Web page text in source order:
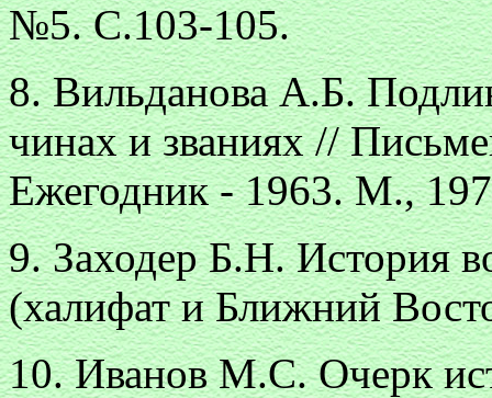
№5. С.103-105.
8. Вильданова А.Б.
чинах и званиях //
Ежегодник - 1963. М.,
9. Заходер Б.Н. История
(халифат и Ближний
10. Иванов М.С. Очерк